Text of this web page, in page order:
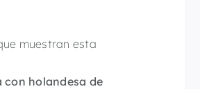
muestran esta
con holandesa de